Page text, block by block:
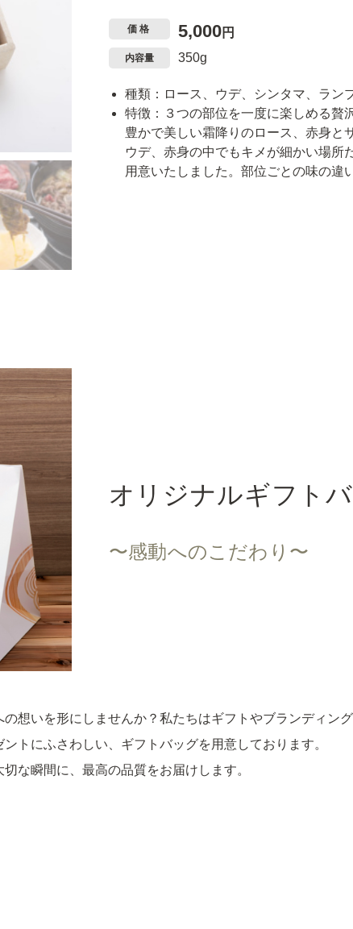
5,000円
内容量 350g
種類：ロース、ウデ、シンタマ、ラン
特徴：３つの部位を一度に楽しめる贅
豊かで美しい霜降りのロース、赤身と
ウデ、赤身の中でもキメが細かい場所
用意いたしました。部位ごとの味の違
オリジナルギフト
〜感動へのこだわり〜
想いを形にしませんか？私たちはギフトやブランディン
トにふさわしい、ギフトバッグを用意しております。
な瞬間に、最高の品質をお届けします。